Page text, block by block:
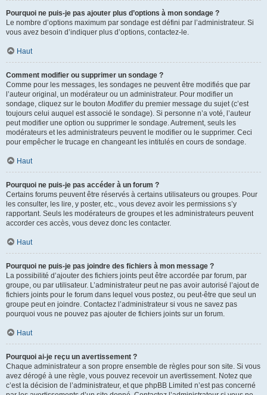
Pourquoi ne puis-je pas ajouter plus d’options à mon sondage ?
Le nombre d’options maximum par sondage est défini par l’administrateur. Si
vous avez besoin d’indiquer plus d’options, contactez-le.
Haut
Comment modifier ou supprimer un sondage ?
Comme pour les messages, les sondages ne peuvent être modifiés que par
l’auteur original, un modérateur ou un administrateur. Pour modifier un
sondage, cliquez sur le bouton Modifierdu premier message du sujet (c’est
toujours celui auquel est associé le sondage). Si personne n’a voté, l’auteur
peut modifier une option ou supprimer le sondage. Autrement, seuls les
modérateurs et les administrateurs peuvent le modifier ou le supprimer. Ceci
pour empêcher le trucage en changeant les intitulés en cours de sondage.
Haut
Pourquoi ne puis-je pas accéder à un forum ?
Certains forums peuvent être réservés à certains utilisateurs ou groupes. Pour
les consulter, les lire, y poster, etc., vous devez avoir les permissions s’y
rapportant. Seuls les modérateurs de groupes et les administrateurs peuvent
accorder ces accès, vous devez donc les contacter.
Haut
Pourquoi ne puis-je pas joindre des fichiers à mon message ?
La possibilité d’ajouter des fichiers joints peut être accordée par forum, par
groupe, ou par utilisateur. L’administrateur peut ne pas avoir autorisé l’ajout de
fichiers joints pour le forum dans lequel vous postez, ou peut-être que seul un
groupe peut en joindre. Contactez l’administrateur si vous ne savez pas
pourquoi vous ne pouvez pas ajouter de fichiers joints sur un forum.
Haut
Pourquoi ai-je reçu un avertissement ?
Chaque administrateur a son propre ensemble de règles pour son site. Si vous
avez dérogé à une règle, vous pouvez recevoir un avertissement. Notez que
c’est la décision de l’administrateur, et que phpBB Limited n’est pas concerné